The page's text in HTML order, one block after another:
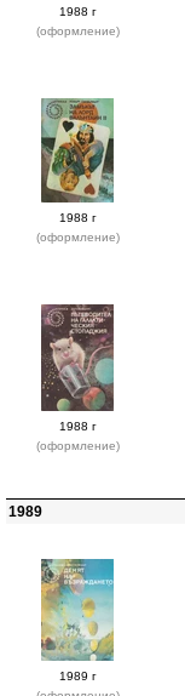
1988 г
(оформление)
1988 г
(оформление)
1988 г
(оформление)
1989
1989 г